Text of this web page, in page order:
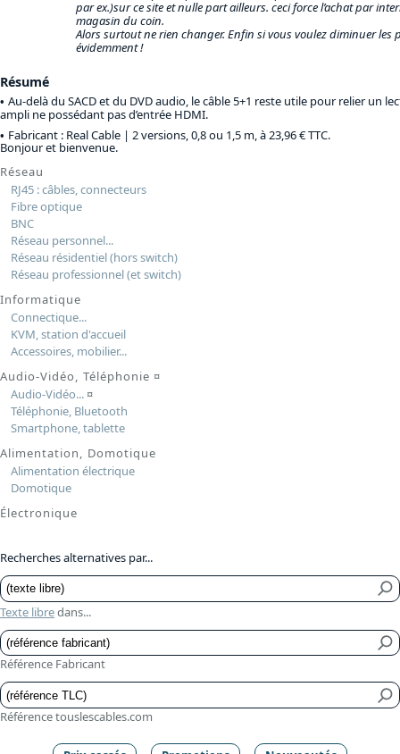
par ex.)sur ce site et nulle part ailleurs. ceci force l’achat par
magasin du coin.
Alors surtout ne rien changer. Enfin si vous voulez diminuer les
évidemment !
Résumé
Au-delà du SACD et du DVD audio, le câble 5+1 reste utile pour relier un
ampli ne possédant pas d’entrée HDMI.
Fabricant : Real Cable | 2 versions, 0,8 ou 1,5 m, à 23,96 € TTC.
Bonjour et bienvenue.
Réseau
RJ45 : câbles, connecteurs
Fibre optique
BNC
Réseau personnel...
Réseau résidentiel (hors switch)
Réseau professionnel (et switch)
Informatique
Connectique...
KVM, station d'accueil
Accessoires, mobilier...
Audio-Vidéo, Téléphonie ¤
Audio-Vidéo...¤
Téléphonie, Bluetooth
Smartphone, tablette
Alimentation, Domotique
Alimentation électrique
Domotique
Électronique
Recherches alternatives par...
Texte libredans...
Référence Fabricant
Référence touslescables.com